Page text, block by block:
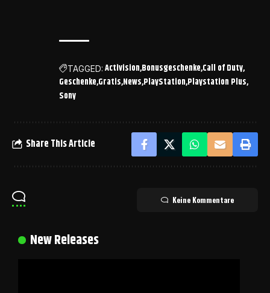
TAGGED: Activision Bonusgeschenke Call of Duty
Geschenke Gratis News PlayStation Playstation Plus
Sony
Share This Article
Keine Kommentare
New Releases